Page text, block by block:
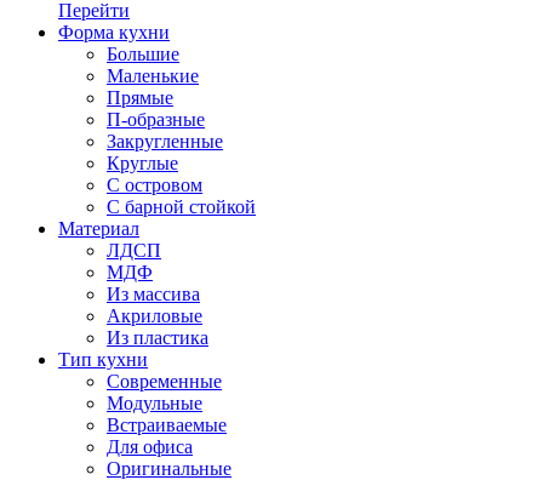
Перейти
Форма кухни
Большие
Маленькие
Прямые
П-образные
Закругленные
Круглые
С островом
С барной стойкой
Материал
ЛДСП
МДФ
Из массива
Акриловые
Из пластика
Тип кухни
Современные
Модульные
Встраиваемые
Для офиса
Оригинальные